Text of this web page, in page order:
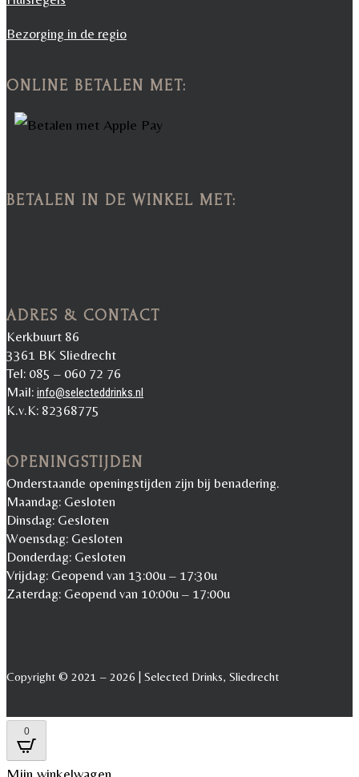
Bezorging in de regio
ONLINE BETALEN MET:
BETALEN IN DE WINKEL MET:
ADRES & CONTACT
Kerkbuurt 86
3361 BK Sliedrecht
Tel: 085 – 060 72 76
Mail: info@selecteddrinks.nl
K.v.K: 82368775
OPENINGSTIJDEN
Onderstaande openingstijden zijn bij benadering.
Maandag: Gesloten
Dinsdag: Gesloten
Woensdag: Gesloten
Donderdag: Gesloten
Vrijdag: Geopend van 13:00u – 17:30u
Zaterdag: Geopend van 10:00u – 17:00u
Copyright © 2021 – 2026 | Selected Drinks, Sliedrecht
0